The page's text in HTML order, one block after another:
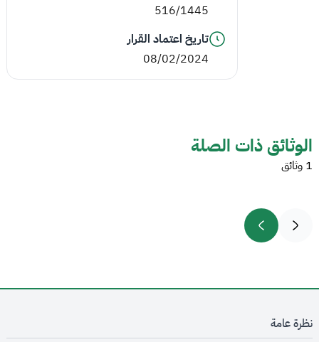
516/1445
تاريخ اعتماد القرار
08/02/2024
الوثائق ذات الصلة
1 وثائق
نظرة عامة